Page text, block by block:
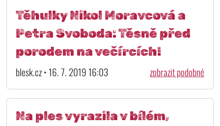
Těhulky Nikol Moravcová a
Petra Svoboda: Těsně před
porodem na večírcích!
blesk.cz • 16. 7. 2019 16:03 zobrazit podobné
Na ples vyrazila v bílém,